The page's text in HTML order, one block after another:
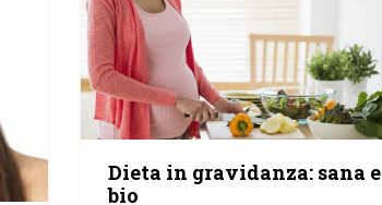
Dieta in gravidanza: sana e
bio